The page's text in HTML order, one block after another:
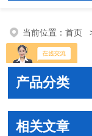
当前位置：首页
阀
产品分类
相关文章